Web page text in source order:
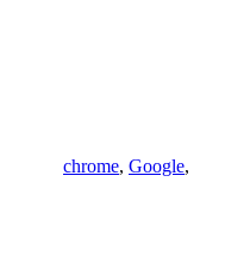
chrome, Google,